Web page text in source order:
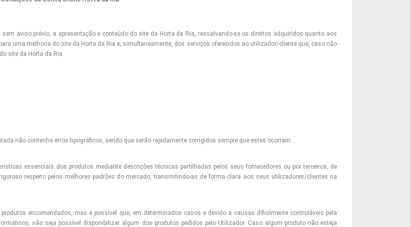
aviso prévio, a apresentação e conteúdo do site da Horta da Ria, ressalvando-se os direitos adquiridos quanto aos
uma melhoria do site da Horta da Ria e, simultaneamente, dos serviços oferecidos ao utilizador/cliente que, caso não
site da Horta da Ria.
não contenha erros tipográficos, sendo que serão rapidamente corrigidos sempre que estes ocorram.
essenciais dos produtos mediante descrições técnicas partilhadas pelos seus fornecedores ou por terceiros, de
respeito pelos melhores padrões do mercado, transmitindo-as de forma clara aos seus utilizadores/clientes na
encomendados, mas é possível que, em determinados casos e devido a causas dificilmente controláveis pela
não seja possível disponibilizar algum dos produtos pedidos pelo Utilizador. Caso algum produto não esteja